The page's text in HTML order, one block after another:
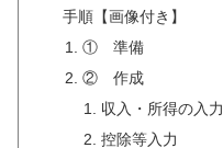
手順【画像付き】
① 準備
② 作成
収入・所得の入力
控除等入力